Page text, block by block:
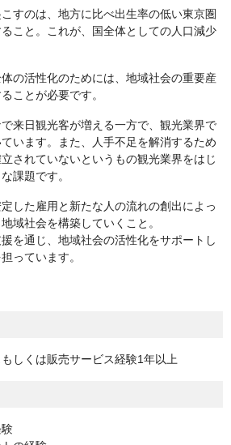
すのは、地方に比べ出生率の低い東京圏
こと。これが、国全体としての人口減少
の活性化のためには、地域社会の重要産
ことが必要です。
来日観光客が増える一方で、観光業界で
います。また、人手不足を解消するため
されていないというもの観光業界をはじ
課題です。
した雇用と新たな人の流れの創出によっ
域社会を構築していくこと。
を通じ、地域社会の活性化をサポートし
っています。
しくは販売サービス経験1年以上